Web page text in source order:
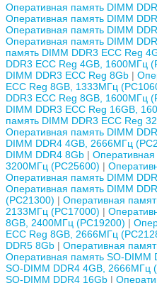
Оперативная память DIMM
Оперативная память DIMM
Оперативная память DIMM
Оперативная память DIMM
память DIMM DDR3 ECC Reg
DDR3 ECC Reg 4GB, 1600МГц
DIMM DDR3 ECC Reg 8Gb
ECC Reg 8GB, 1333МГц
DDR3 ECC Reg 8GB, 1600МГц
DIMM DDR3 ECC Reg 16GB,
память DIMM DDR3 ECC Reg
Оперативная память DIMM
DIMM DDR4 4GB, 2666МГц
DIMM DDR4 8Gb
Оперативная
3200МГц (PC25600)
Оперативная память DIMM
Оперативная память DIMM
(PC21300)
Оперативная
2133МГц (PC17000)
8GB, 2400МГц (PC19200)
ECC Reg 8GB, 2666МГц
DDR5 8Gb
Оперативная
Оперативная память SO-DIMM
SO-DIMM DDR4 4GB, 2666МГц
SO-DIMM DDR4 16Gb